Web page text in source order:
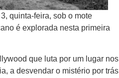
quinta-feira, sob o mote
é explorada nesta primeira
que luta por um lugar nos
a desvendar o mistério por trás